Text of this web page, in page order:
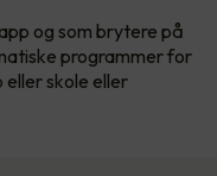
og som brytere på
programmer for
skole eller